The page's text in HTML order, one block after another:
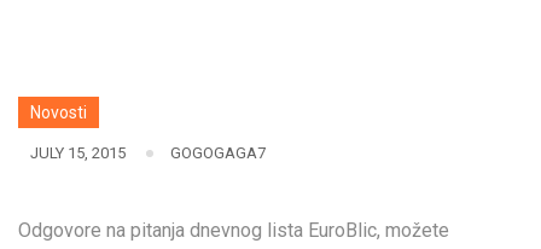
Novosti
JULY 15, 2015 GOGOGAGA7
Odgovore na pitanja dnevnog lista EuroBlic, možete